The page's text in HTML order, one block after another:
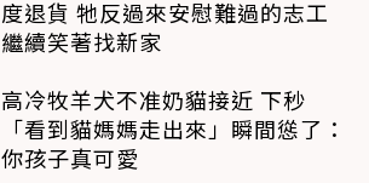
度退貨 牠反過來安慰難過的志工
繼續笑著找新家
高冷牧羊犬不准奶貓接近 下秒
「看到貓媽媽走出來」瞬間慫了：
你孩子真可愛